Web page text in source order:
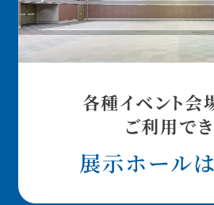
各種イベント会
ご利用で
展示ホール